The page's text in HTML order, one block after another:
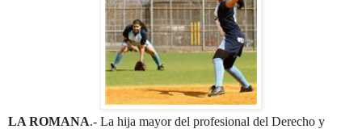
LA ROMANA.- La hija mayor del profesional del Derecho y